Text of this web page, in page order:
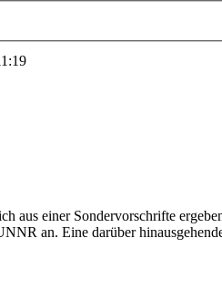
aus einer Sondervorschrifte
an. Eine darüber